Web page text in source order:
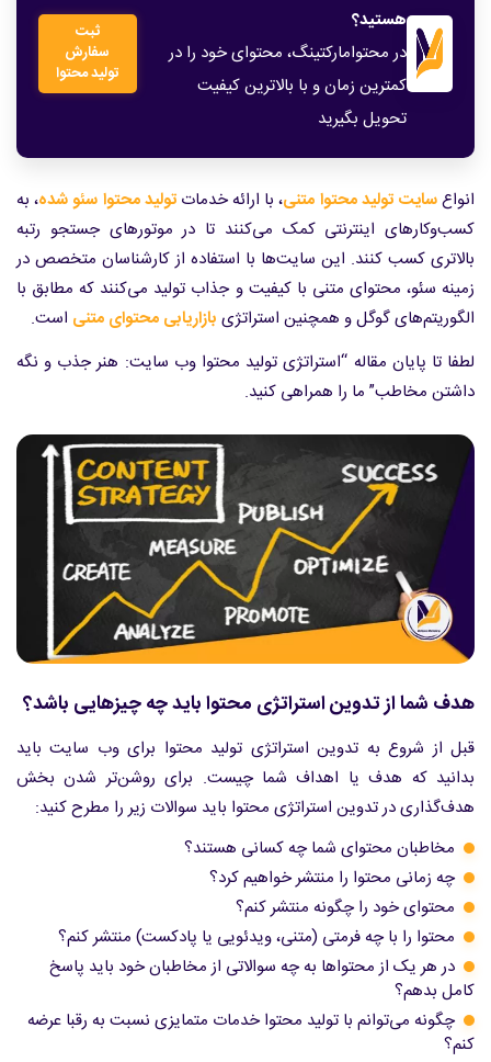
هستید؟
در محتوامارکتینگ، محتوای خود را در
کمترین زمان و با بالاترین کیفیت
تحویل بگیرید
ثبت
سفارش
تولید محتوا
انواعسایت تولید محتوا متنی، با ارائه خدماتتولید محتوا سئو شده، به
کسب‌وکارهای اینترنتی کمک می‌کنند تا در موتورهای جستجو رتبه
بالاتری کسب کنند. این سایت‌ها با استفاده از کارشناسان متخصص در
زمینه سئو، محتوای متنی با کیفیت و جذاب تولید می‌کنند که مطابق با
الگوریتم‌های گوگل و همچنین استراتژی بازاریابی محتوای متنی است.
لطفا تا پایان مقاله “استراتژی تولید محتوا وب سایت: هنر جذب و نگه
داشتن مخاطب” ما را همراهی کنید.
هدف شما از تدوین استراتژی محتوا باید چه چیزهایی باشد؟
قبل از شروع به تدوین استراتژی تولید محتوا برای وب سایت باید
بدانید که هدف یا اهداف شما چیست. برای روشن‌تر شدن بخش
هدف‌گذاری در تدوین استراتژی محتوا باید سوالات زیر را مطرح کنید:
مخاطبان محتوای شما چه کسانی هستند؟
چه زمانی محتوا را منتشر خواهیم کرد؟
محتوای خود را چگونه منتشر کنم؟
محتوا را با چه فرمتی (متنی، ویدئویی یا پادکست) منتشر کنم؟
در هر یک از محتواها به چه سوالاتی از مخاطبان خود باید پاسخ
کامل بدهم؟
چگونه می‌توانم با تولید محتوا خدمات متمایزی نسبت به رقبا عرضه
کنم؟